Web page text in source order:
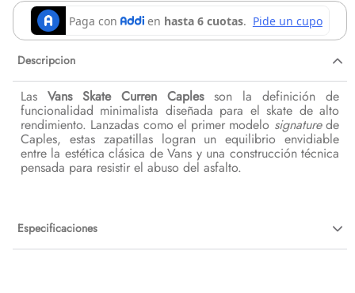
Descripcion
Las Vans Skate Curren Caplesson la definición de
funcionalidad minimalista diseñada para el skate de alto
rendimiento. Lanzadas como el primer modelo signaturede
Caples, estas zapatillas logran un equilibrio envidiable
entre la estética clásica de Vans y una construcción técnica
pensada para resistir el abuso del asfalto.
Especificaciones